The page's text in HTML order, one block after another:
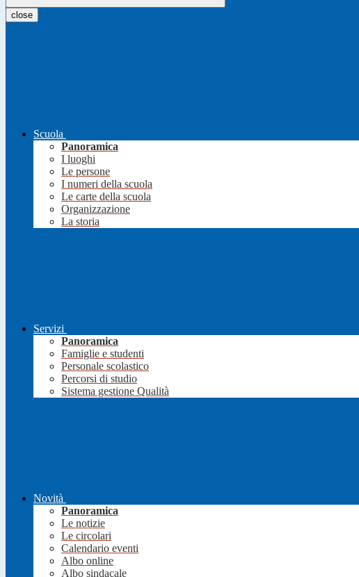
close
Scuola
Panoramica
I luoghi
Le persone
I numeri della scuola
Le carte della scuola
Organizzazione
La storia
Servizi
Panoramica
Famiglie e studenti
Personale scolastico
Percorsi di studio
Sistema gestione Qualità
Novità
Panoramica
Le notizie
Le circolari
Calendario eventi
Albo online
Albo sindacale